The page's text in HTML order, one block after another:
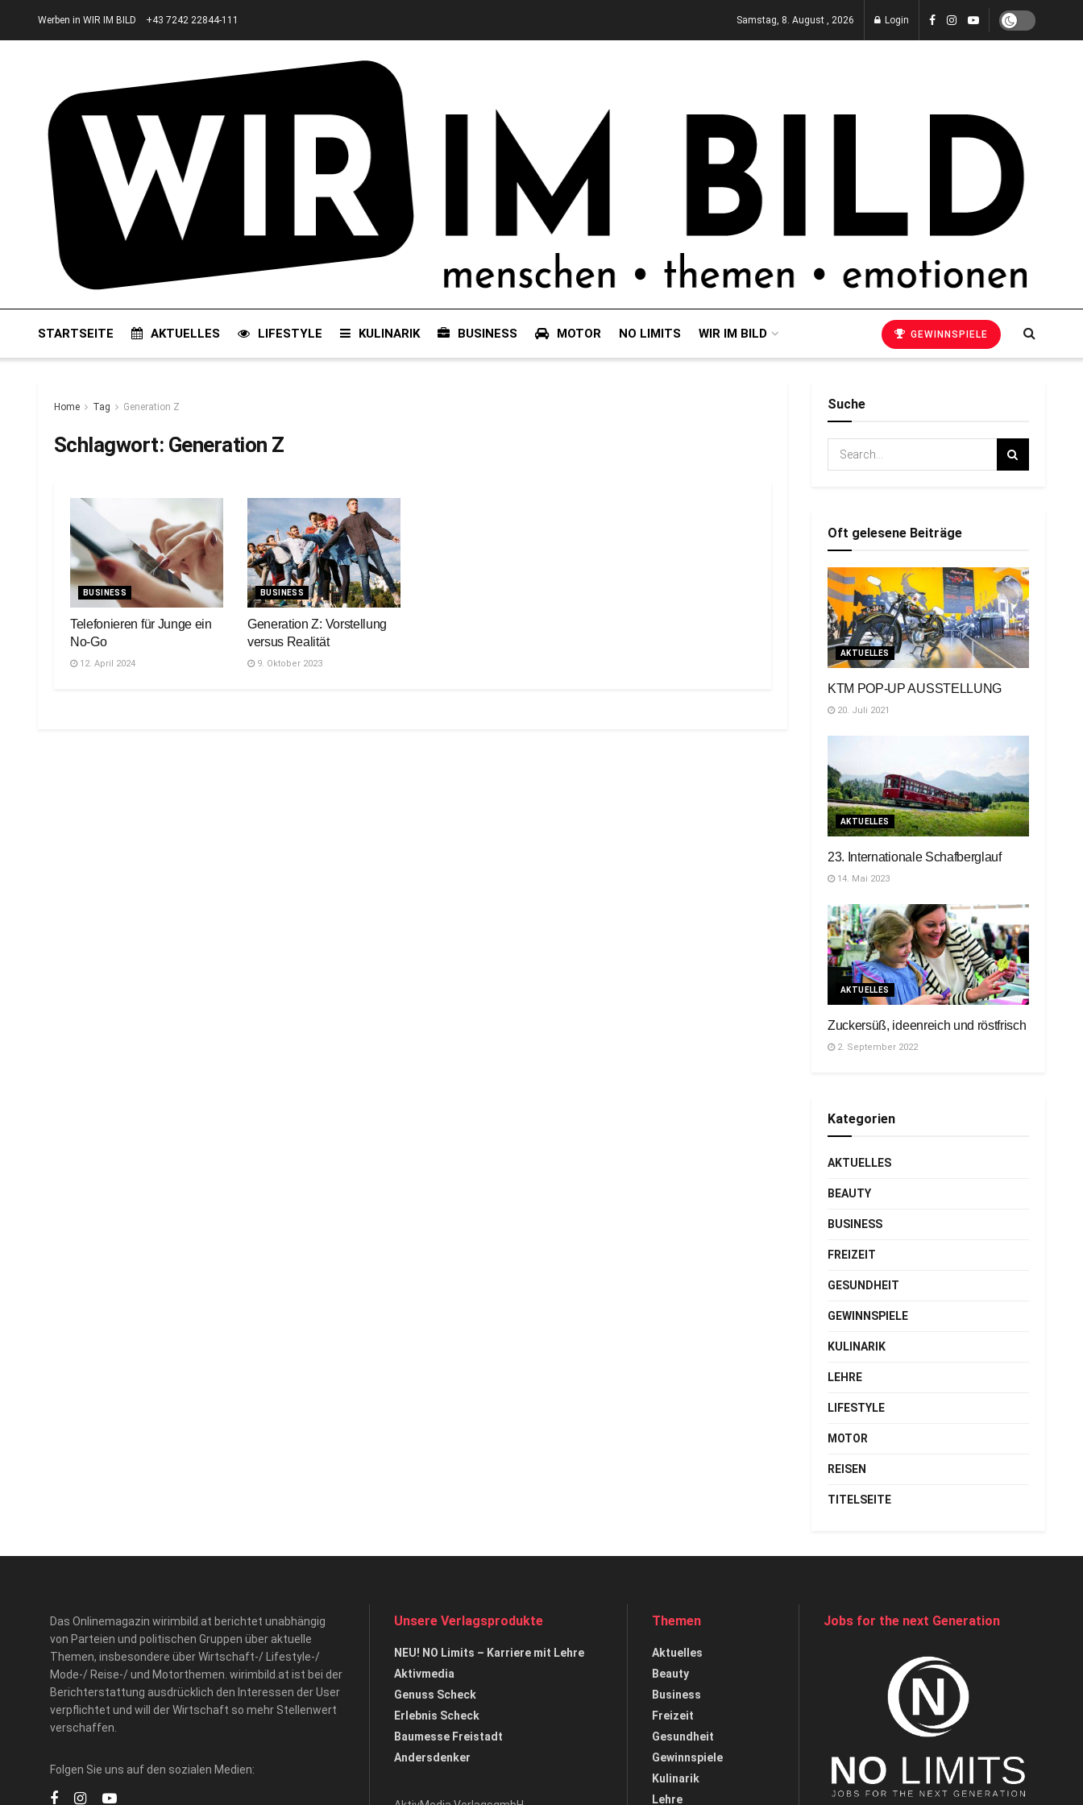
Werben in WIR IM BILD +43 7242 22844-111 Samstag, 8. August , 2026 Login
STARTSEITE AKTUELLES LIFESTYLE KULINARIK BUSINESS MOTOR NO LIMITS WIR IM BILD GEWINNSPIELE
Home Tag Generation Z
Schlagwort: Generation Z
BUSINESS
Telefonieren für Junge ein
No-Go
12. April 2024
BUSINESS
Generation Z: Vorstellung
versus Realität
9. Oktober 2023
Suche
Oft gelesene Beiträge
AKTUELLES
KTM POP-UP AUSSTELLUNG
20. Juli 2021
AKTUELLES
23. Internationale Schafberglauf
14. Mai 2023
AKTUELLES
Zuckersüß, ideenreich und röstfrisch
2. September 2022
Kategorien
AKTUELLES
BEAUTY
BUSINESS
FREIZEIT
GESUNDHEIT
GEWINNSPIELE
KULINARIK
LEHRE
LIFESTYLE
MOTOR
REISEN
TITELSEITE
Das Onlinemagazin wirimbild.at berichtet unabhängig
von Parteien und politischen Gruppen über aktuelle
Themen, insbesondere über Wirtschaft-/ Lifestyle-/
Mode-/ Reise-/ und Motorthemen. wirimbild.at ist bei der
Berichterstattung ausdrücklich den Interessen der User
verpflichtet und will der Wirtschaft so mehr Stellenwert
verschaffen.
Folgen Sie uns auf den sozialen Medien:
Unsere Verlagsprodukte
NEU! NO Limits – Karriere mit Lehre
Aktivmedia
Genuss Scheck
Erlebnis Scheck
Baumesse Freistadt
Andersdenker
Themen
Aktuelles
Beauty
Business
Freizeit
Gesundheit
Gewinnspiele
Kulinarik
Lehre
Jobs for the next Generation